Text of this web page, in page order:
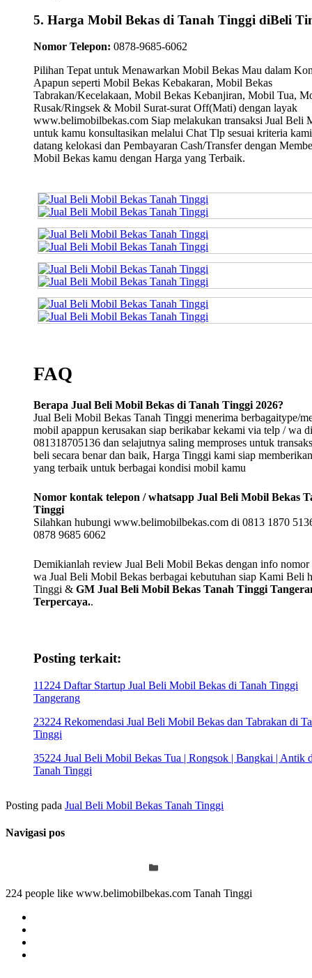
5. Harga Mobil Bekas di Tanah Tinggi diBeli
Nomor Telepon: 0878-9685-6062
Pilihan Tepat untuk Menawarkan Mobil Bekas Mau dalam
Apapun seperti Mobil Bekas Kebakaran, Mobil Bekas
Tabrakan/Kecelakaan, Mobil Bekas Kebanjiran, Mobil Tua,
Rusak/Ringsek & Mobil Surat-surat Off(Mati) dengan layak
www.belimobilbekas.com Siap melakukan transaksi Jual Beli
untuk kamu konsultasikan melalui Chat Tlp sesuai kriteria
datang kelokasi dan Pembayaran Cash/Transfer dengan
Mobil Bekas kamu dengan Harga yang Terbaik.
FAQ
Berapa Jual Beli Mobil Bekas di Tanah Tinggi 2026?
Jual Beli Mobil Bekas Tanah Tinggi menerima berbagaitype/
mobil apappun kerusakan siap berikabar kekami via telp / wa di
081318705136 dan selajutnya saling memproses untuk
beli secara benar dan baik, Harga Tinggi kami siap memberikan
yang terbaik untuk berbagai kondisi mobil kamu
Nomor kontak telepon / whatsapp Jual Beli Mobil Bekas
Tinggi
Silahkan hubungi www.belimobilbekas.com di 0813 1870
0878 9685 6062
Demikianlah review Jual Beli Mobil Bekas dengan info nomor
wa Jual Beli Mobil Bekas berbagai kebutuhan siap Kami Beli
Tinggi & GM Jual Beli Mobil Bekas Tanah Tinggi
Terpercaya..
Posting terkait:
11224 Daftar Startup Jual Beli Mobil Bekas di Tanah Tinggi
Tangerang
23224 Rekomendasi Jual Beli Mobil Bekas dan Tabrakan di
Tinggi
35224 Jual Beli Mobil Bekas Tua | Rongsok | Bangkai | Antik
Tanah Tinggi
Posting pada Jual Beli Mobil Bekas Tanah Tinggi
Navigasi pos
224 people like www.belimobilbekas.com Tanah Tinggi